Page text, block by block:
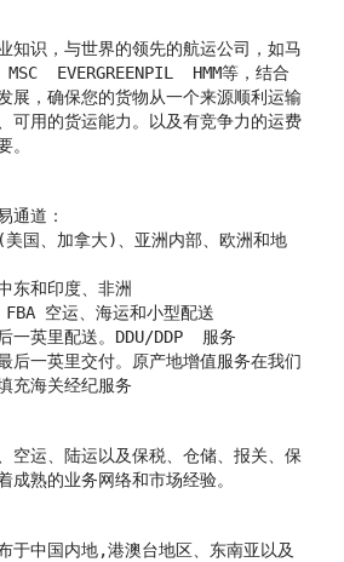
知识，与世界的领先的航运公司，如马
EVERGREENPIL HMM等，结合
展， 确保您的货物从一个来源顺利运输
可用的货运能力。以及有竞争力的运费
。
通道：
国、加拿大)、亚洲内部、欧洲和地
东和印度、非洲
空运、海运和小型配送
一英里配送。DDU/DDP 服务
后一英里交付。原产地增值服务在我们
充海关经纪服务
空运、陆运以及保税、仓储、报关、保
成熟的业务网络和市场经验。
于中国内地,港澳台地区、东南亚以及